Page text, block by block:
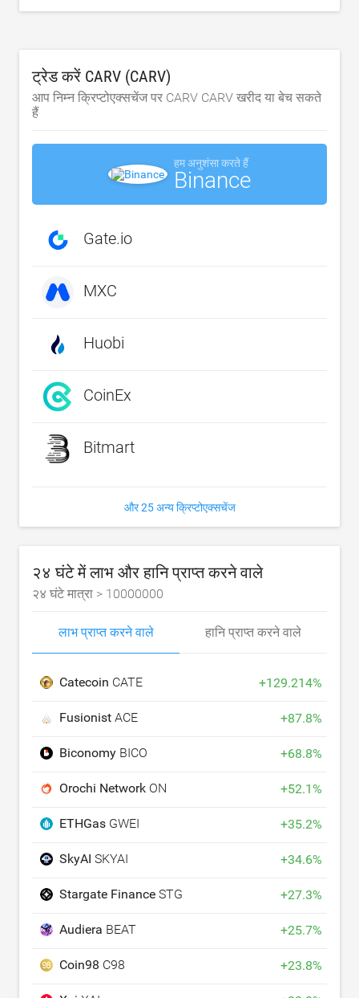
ट्रेड करें CARV (CARV)
आप निम्न क्रिप्टोएक्सचेंज पर CARV CARV खरीद या बेच सकते
हैं
हम अनुशंसा करते हैं
Binance
Gate.io
MXC
Huobi
CoinEx
Bitmart
और 25 अन्य क्रिप्टोएक्सचेंज
२४ घंटे में लाभ और हानि प्राप्त करने वाले
२४ घंटे मात्रा > 10000000
लाभ प्राप्त करने वाले हानि प्राप्त करने वाले
Catecoin CATE +129.214%
Fusionist ACE +87.8%
Biconomy BICO +68.8%
Orochi Network ON +52.1%
ETHGas GWEI +35.2%
SkyAI SKYAI +34.6%
Stargate Finance STG +27.3%
Audiera BEAT +25.7%
Coin98 C98 +23.8%